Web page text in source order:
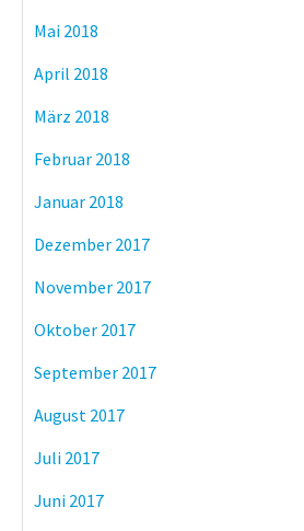
Mai 2018
April 2018
März 2018
Februar 2018
Januar 2018
Dezember 2017
November 2017
Oktober 2017
September 2017
August 2017
Juli 2017
Juni 2017